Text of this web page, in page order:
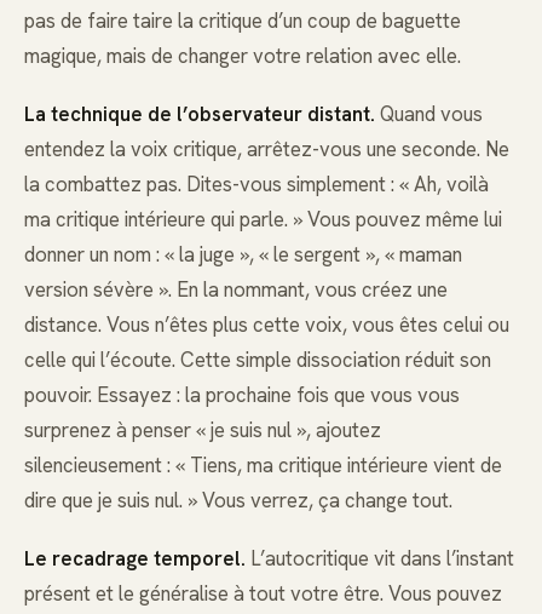
pas de faire taire la critique d’un coup de baguette
magique, mais de changer votre relation avec elle.
La technique de l’observateur distant. Quand vous
entendez la voix critique, arrêtez-vous une seconde. Ne
la combattez pas. Dites-vous simplement : « Ah, voilà
ma critique intérieure qui parle. » Vous pouvez même lui
donner un nom : « la juge », « le sergent », « maman
version sévère ». En la nommant, vous créez une
distance. Vous n’êtes plus cette voix, vous êtes celui ou
celle qui l’écoute. Cette simple dissociation réduit son
pouvoir. Essayez : la prochaine fois que vous vous
surprenez à penser « je suis nul », ajoutez
silencieusement : « Tiens, ma critique intérieure vient de
dire que je suis nul. » Vous verrez, ça change tout.
Le recadrage temporel. L’autocritique vit dans l’instant
présent et le généralise à tout votre être. Vous pouvez